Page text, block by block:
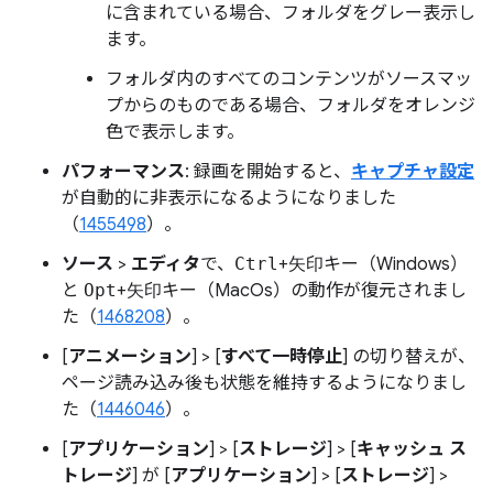
に含まれている場合、フォルダをグレー表示し
ます。
フォルダ内のすべてのコンテンツがソースマッ
プからのものである場合、フォルダをオレンジ
色で表示します。
パフォーマンス: 録画を開始すると、 キャプチャ設定
が自動的に非表示になるようになりました
（1455498）。
ソース > エディタで、 Ctrl+矢印キー（Windows）
と Opt+矢印キー（MacOs）の動作が復元されまし
た（1468208）。
[アニメーション] > [すべて一時停止] の切り替えが、
ページ読み込み後も状態を維持するようになりまし
た（1446046）。
[アプリケーション] > [ストレージ] > [キャッシュ ス
トレージ] が [アプリケーション] > [ストレージ] >